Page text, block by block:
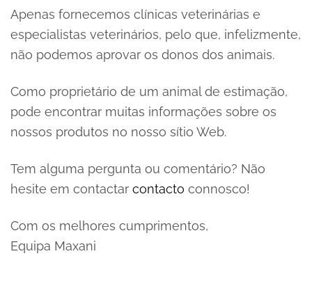
Apenas fornecemos clínicas veterinárias e
especialistas veterinários, pelo que, infelizmente,
não podemos aprovar os donos dos animais.
Como proprietário de um animal de estimação,
pode encontrar muitas informações sobre os
nossos produtos no nosso sítio Web.
Tem alguma pergunta ou comentário? Não
hesite em contactar contacto connosco!
Com os melhores cumprimentos,
Equipa Maxani